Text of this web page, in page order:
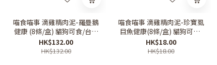
喵食喵事 滴雞精肉泥-羅曼鵝
健康 (8條/盒) 貓狗可食/台灣
製造//犬貓適用/無添加
HK$132.00
HK$132.00
喵食喵事 滴雞精肉泥-珍寶虱
目魚健康(8條/盒) 貓狗可食/
台灣製造//犬貓適用/無添加
（1條）
HK$18.00
HK$18.00